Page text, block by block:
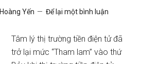
Hoàng Yến Để lại một bình luận
Tâm lý thị trường tiền điện tử đã
trở lại mức “Tham lam” vào thứ